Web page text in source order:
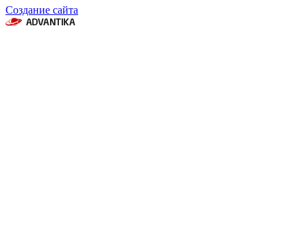
Создание сайта